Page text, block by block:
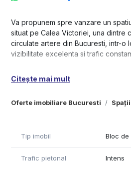
Oferte imobiliare Bucuresti
Va propunem spre vanzare un
situat pe Calea Victoriei, una dintre
circulate artere din Bucuresti, intr-o
vizibilitate excelenta si trafic
investitie, fiind complet functionala
✔ Spatiu comercial complet autorizat
✔ Zona de birouri
Citește mai mult
Tip imobil Bloc de
Trafic pietonal Intens